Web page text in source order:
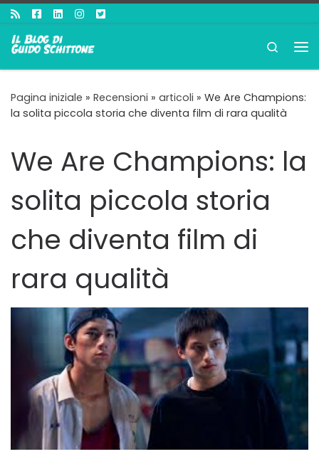
Passa al contenuto
Search
Pagina iniziale » Recensioni » articoli » We Are Champions:
la solita piccola storia che diventa film di rara qualità
We Are Champions: la
solita piccola storia
che diventa film di
rara qualità